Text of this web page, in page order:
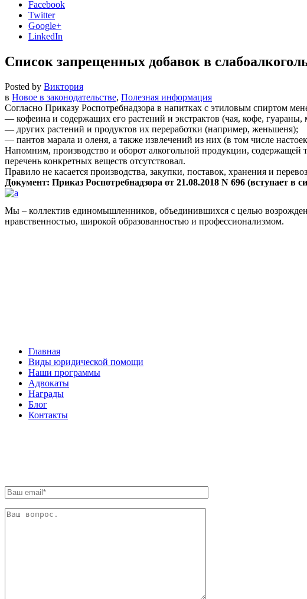
Facebook
Twitter
Google+
LinkedIn
Список запрещенных добавок в
Posted by Виктория
в Новое в законодательстве, Полезная информация
Согласно Приказу Роспотребнадзора в напитках с этиловым спиртом
— кофеина и содержащих его растений и экстрактов (чая, кофе, гуараны,
— других растений и продуктов их переработки (например, женьшеня);
— пантов марала и оленя, а также извлечений из них (в том числе
Напомним, производство и оборот алкогольной продукции, содержащей
перечень конкретных веществ отсутствовал.
Правило не касается производства, закупки, поставок, хранения и
Документ: Приказ Роспотребнадзора от 21.08.2018 N 696 (вступает в
Мы – коллектив единомышленников, объединившихся с целью
нравственностью, широкой образованностью и профессионализмом.
Главная
Виды юридической помощи
Наши программы
Адвокаты
Награды
Блог
Контакты